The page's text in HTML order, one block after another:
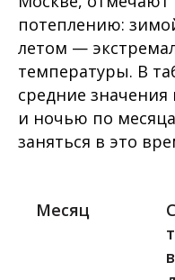
потеплению:
летом —
температуры. В
средние значения
и ночью по
заняться в это
Месяц